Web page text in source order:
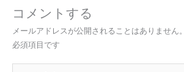
コメントする
メールアドレスが公開されることはありません。
必須項目です